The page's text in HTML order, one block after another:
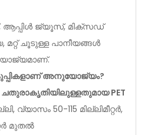
ജ്യൂസ്, മിക്സഡ്
മറ്റ് ചൂടുള്ള പാനീയങ്ങൾ
അനുയോജ്യം?
ചതുരാകൃതിയിലുള്ളതുമായ PET
വ്യാസം 50-115 മില്ലിമീറ്റർ,
മുതൽ